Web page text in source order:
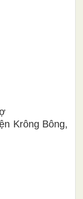
Krông Bông,